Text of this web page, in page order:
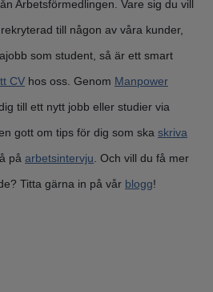
Arbetsförmedlingen. Vare sig du vill
till någon av våra kunder,
som student, så är ett smart
CV hos oss. Genom Manpower
till ett nytt jobb eller studier via
gott om tips för dig som ska skriva
på arbetsintervju . Och vill du få mer
Titta gärna in på vår blogg!